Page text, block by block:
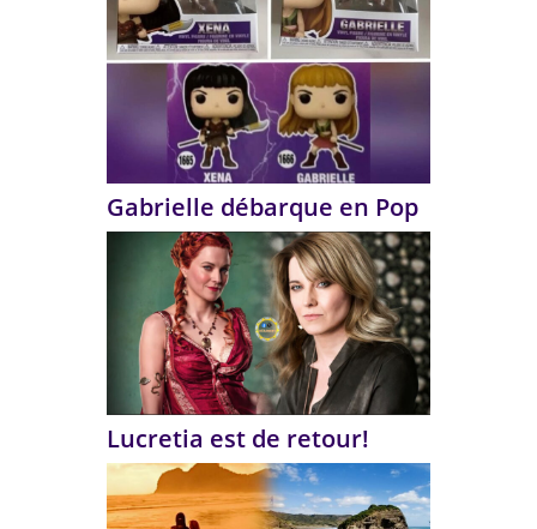
Gabrielle débarque en Pop
Lucretia est de retour!